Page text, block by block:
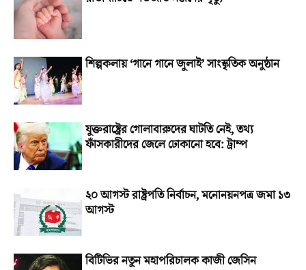
শিল্পকলায় ‘গানে গানে জুলাই’ সাংস্কৃতিক অনুষ্ঠান
যুক্তরাষ্ট্রের গোলাবারুদের ঘাটতি নেই, তথ্য
ফাঁসকারীদের জেলে ঢোকানো হবে: ট্রাম্প
২০ আগস্ট রাষ্ট্রপতি নির্বাচন, মনোনয়নপত্র জমা ১৩
আগস্ট
বিটিভির নতুন মহাপরিচালক কাজী জেসিন